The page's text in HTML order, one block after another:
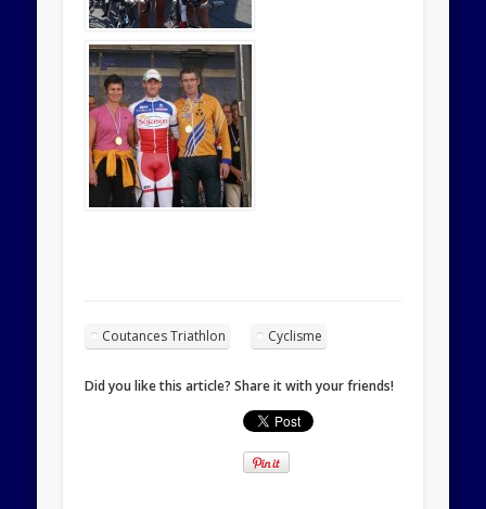
Coutances Triathlon Cyclisme
Did you like this article? Share it with your friends!